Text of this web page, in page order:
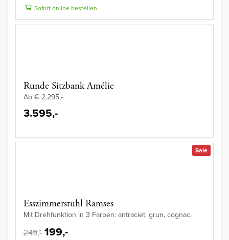
Sofort online bestellen
Runde Sitzbank Amélie
Ab € 2.295,-
3.595,-
Sale
Esszimmerstuhl Ramses
Mit Drehfunktion in 3 Farben: antraciet, grun, cognac.
249,- 199,-